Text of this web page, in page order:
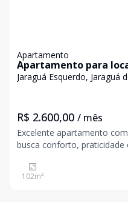
Apartamento
Apartamento para
Esquerdo - Amplo,
Jaraguá Esquerdo, Jaraguá
R$ 2.600,00 / mês
Excelente apartamento
busca conforto,
bem distribuídos e funcionais,
quartos 1 banheiro social
102m²